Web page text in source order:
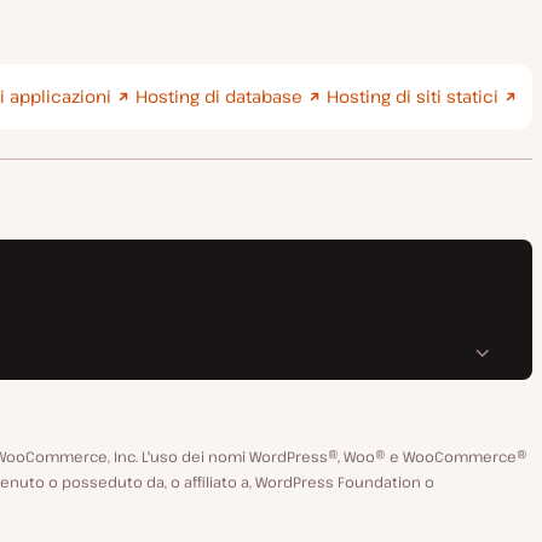
applicazioni Hosting di database Hosting di siti statici
Inc. L'uso dei nomi WordPress®, Woo® e WooCommerce®
o posseduto da, o affiliato a, WordPress Foundation o